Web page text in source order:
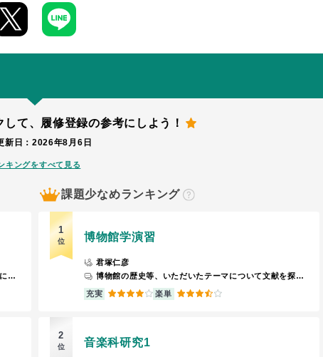
て、 履修登録の参考にしよう！
新日：2026年8月6日
キングをすべて見る
授業は教科書の通りに進めていきます。テストの他に３０秒程度の簡単なスピーチをします。テストはすべて教科書から出て、ひねった問題もないので内容をきちんと理解するだけで大丈夫です。
課題少なめランキング
？
1
位 博物館学演習
君塚仁彦
博物館の歴史等、いただいたテーマについて文献を探したり、卒論テーマについて意見をもらうなどする。
充実 4 楽単 3.5
2
位 音楽科研究1